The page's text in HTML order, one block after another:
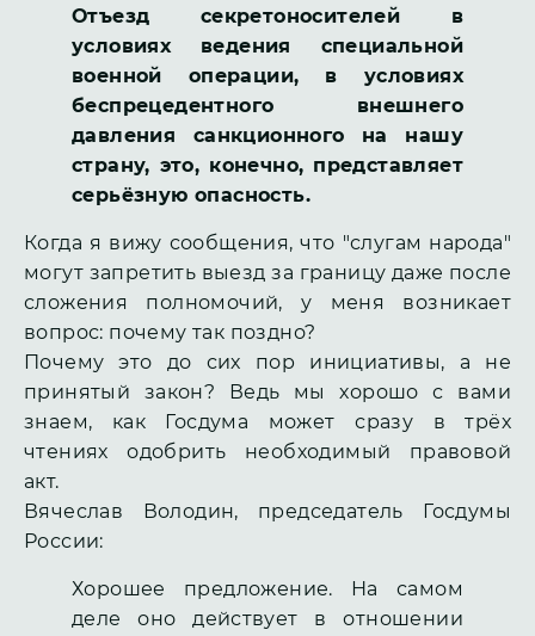
Отъезд секретоносителей в
условиях ведения специальной
военной операции, в условиях
беспрецедентного внешнего
давления санкционного на нашу
страну, это, конечно, представляет
серьёзную опасность.
Когда я вижу сообщения, что "слугам народа"
могут запретить выезд за границу даже после
сложения полномочий, у меня возникает
вопрос: почему так поздно?
Почему это до сих пор инициативы, а не
принятый закон? Ведь мы хорошо с вами
знаем, как Госдума может сразу в трёх
чтениях одобрить необходимый правовой
акт.
Вячеслав Володин, председатель Госдумы
России:
Хорошее предложение. На самом
деле оно действует в отношении